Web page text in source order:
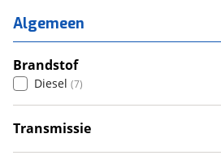
2 (0)
3 (1)
4 (6)
5 (0)
6+ (0)
Algemeen
Brandstof
Diesel (7)
Transmissie